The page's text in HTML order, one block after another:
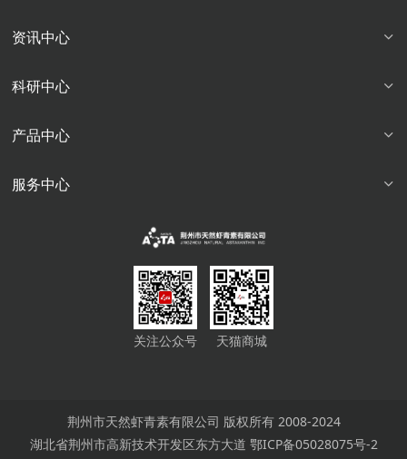
资讯中心
科研中心
产品中心
服务中心
关注公众号 天猫商城
荆州市天然虾青素有限公司 版权所有 2008-2024
湖北省荆州市高新技术开发区东方大道 鄂ICP备05028075号-2